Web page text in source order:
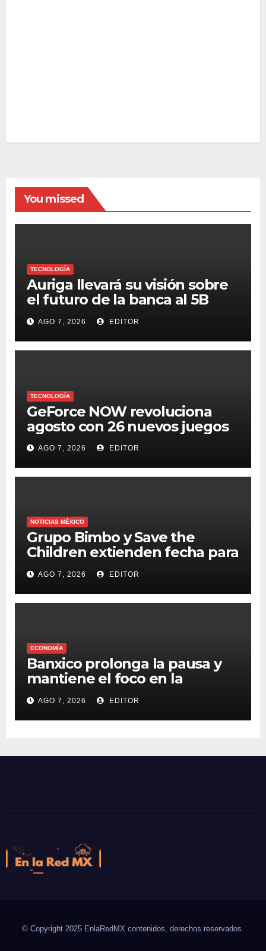
You missed
TECNOLOGÍA
Auriga llevará su visión sobre
el futuro de la banca al 5B
Digital Summit 2026
AGO 7, 2026 EDITOR
TECNOLOGÍA
GeForce NOW revoluciona
agosto con 26 nuevos juegos
AGO 7, 2026 EDITOR
NOTICIAS MÉXICO
Grupo Bimbo y Save the
Children extienden fecha para
apoyar a damnificados de
Venezuela
AGO 7, 2026 EDITOR
ECONOMÍA
Banxico prolonga la pausa y
mantiene el foco en la
inflación
AGO 7, 2026 EDITOR
© Copyright 2025 EnlaRedMX contenidos, derechos reservados.